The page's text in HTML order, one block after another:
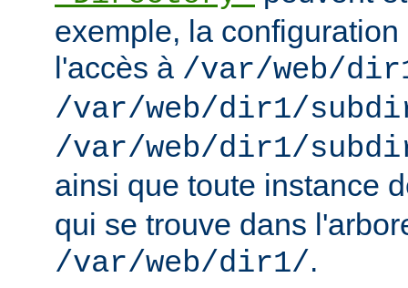
exemple, la
l'accès à /var/web/
/var/web/dir1/
/var/web/dir1/
ainsi que toute instance
qui se trouve dans
/var/web/dir1/.